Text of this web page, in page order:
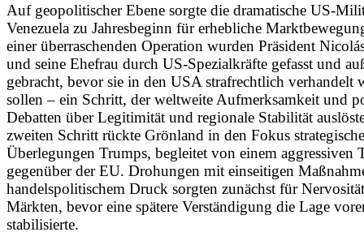
Auf geopolitischer Ebene sorgte die dramatische US-
Venezuela zu Jahresbeginn für erhebliche
einer überraschenden Operation wurden Präsident
und seine Ehefrau durch US-Spezialkräfte gefasst und
gebracht, bevor sie in den USA strafrechtlich verhandelt
sollen – ein Schritt, der weltweite Aufmerksamkeit und
Debatten über Legitimität und regionale Stabilität
zweiten Schritt rückte Grönland in den Fokus
Überlegungen Trumps, begleitet von einem aggressiven
gegenüber der EU. Drohungen mit einseitigen
handelspolitischem Druck sorgten zunächst für
Märkten, bevor eine spätere Verständigung die Lage
stabilisierte.